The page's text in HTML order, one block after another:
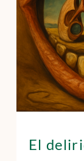
El